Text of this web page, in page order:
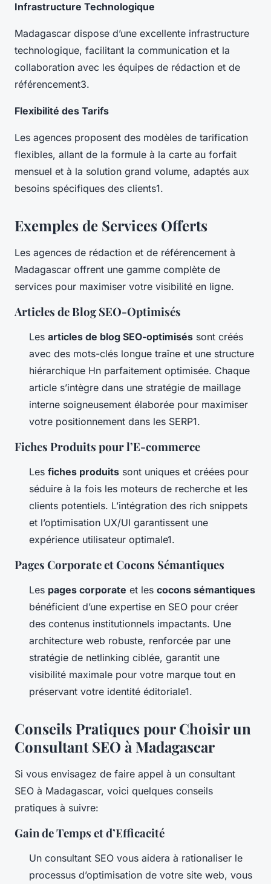
Infrastructure Technologique
Madagascar dispose d’une excellente infrastructure
technologique, facilitant la communication et la
collaboration avec les équipes de rédaction et de
référencement3.
Flexibilité des Tarifs
Les agences proposent des modèles de tarification
flexibles, allant de la formule à la carte au forfait
mensuel et à la solution grand volume, adaptés aux
besoins spécifiques des clients1.
Exemples de Services Offerts
Les agences de rédaction et de référencement à
Madagascar offrent une gamme complète de
services pour maximiser votre visibilité en ligne.
Articles de Blog SEO-Optimisés
Les articles de blog SEO-optimisés sont créés
avec des mots-clés longue traîne et une structure
hiérarchique Hn parfaitement optimisée. Chaque
article s’intègre dans une stratégie de maillage
interne soigneusement élaborée pour maximiser
votre positionnement dans les SERP1.
Fiches Produits pour l’E-commerce
Les fiches produits sont uniques et créées pour
séduire à la fois les moteurs de recherche et les
clients potentiels. L’intégration des rich snippets
et l’optimisation UX/UI garantissent une
expérience utilisateur optimale1.
Pages Corporate et Cocons Sémantiques
Les pages corporate et les cocons sémantiques
bénéficient d’une expertise en SEO pour créer
des contenus institutionnels impactants. Une
architecture web robuste, renforcée par une
stratégie de netlinking ciblée, garantit une
visibilité maximale pour votre marque tout en
préservant votre identité éditoriale1.
Conseils Pratiques pour Choisir un
Consultant SEO à Madagascar
Si vous envisagez de faire appel à un consultant
SEO à Madagascar, voici quelques conseils
pratiques à suivre:
Gain de Temps et d’Efficacité
Un consultant SEO vous aidera à rationaliser le
processus d’optimisation de votre site web, vous